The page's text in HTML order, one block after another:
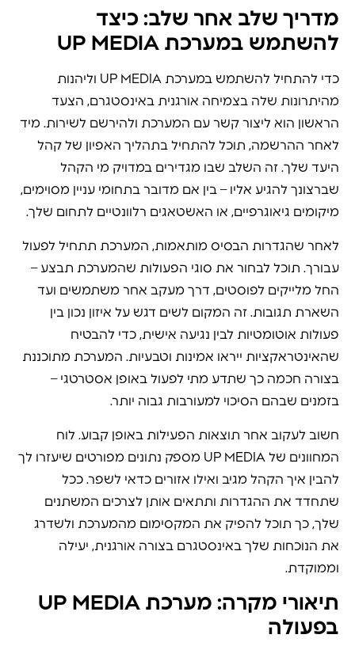
מדריך שלב אחר שלב: כיצד
להשתמש במערכת UP MEDIA
כדי להתחיל להשתמש במערכת UP MEDIA וליהנות
מהיתרונות שלה בצמיחה אורגנית באינסטגרם, הצעד
הראשון הוא ליצור קשר עם המערכת ולהירשם לשירות. מיד
לאחר ההרשמה, תוכל להתחיל בתהליך האפיון של קהל
היעד שלך. זה השלב שבו מגדירים במדויק מי הקהל
שברצונך להגיע אליו – בין אם מדובר בתחומי עניין מסוימים,
מיקומים גיאוגרפיים, או האשטאגים רלוונטיים לתחום שלך.
לאחר שהגדרות הבסיס מותאמות, המערכת תתחיל לפעול
עבורך. תוכל לבחור את סוגי הפעולות שהמערכת תבצע –
החל מלייקים לפוסטים, דרך מעקב אחר משתמשים ועד
השארת תגובות. זה המקום לשים דגש על איזון נכון בין
פעולות אוטומטיות לבין נגיעה אישית, כדי להבטיח
שהאינטראקציות ייראו אמינות וטבעיות. המערכת מתוכננת
בצורה חכמה כך שתדע מתי לפעול באופן אסטרטגי –
בזמנים שבהם הסיכוי למעורבות גבוה יותר.
חשוב לעקוב אחר תוצאות הפעילות באופן קבוע. לוח
המחוונים של UP MEDIA מספק נתונים מפורטים שיעזרו לך
להבין איך הקהל מגיב ואילו אזורים כדאי לשפר. ככל
שתחדד את ההגדרות ותתאים אותן לצרכים המשתנים
שלך, כך תוכל להפיק את המקסימום מהמערכת ולשדרג
את הנוכחות שלך באינסטגרם בצורה אורגנית, יעילה
וממוקדת.
תיאורי מקרה: מערכת UP MEDIA
בפעולה